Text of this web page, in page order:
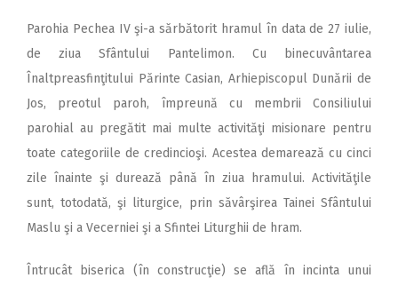
Parohia Pechea IV şi-a sărbătorit hramul în data de 27 iulie,
de ziua Sfântului Pantelimon. Cu binecuvântarea
Înaltpreasfinţitului Părinte Casian, Arhiepiscopul Dunării de
Jos, preotul paroh, împreună cu membrii Consiliului
parohial au pregătit mai multe activităţi misionare pentru
toate categoriile de credincioşi. Acestea demarează cu cinci
zile înainte şi durează până în ziua hramului. Activităţile
sunt, totodată, şi liturgice, prin săvârşirea Tainei Sfântului
Maslu şi a Vecerniei şi a Sfintei Liturghii de hram.
Întrucât biserica (în construcţie) se află în incinta unui